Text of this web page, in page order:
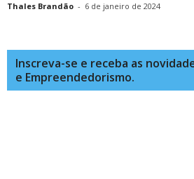
Thales Brandão - 6 de janeiro de 2024
Inscreva-se e receba as
e Empreendedorismo.